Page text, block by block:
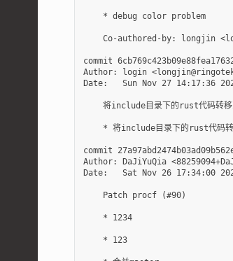
    * debug color problem
Co-authored-by: longjin
commit
Author: login
Date:   Sun Nov 27 14:17:36
将include目录下的rust代码转
* 将include目录下的rust代码转
commit
Author: DaJiYuQia
Date:   Sat Nov 26 17:34:00
    Patch procf (#90)
    * 1234
    * 123